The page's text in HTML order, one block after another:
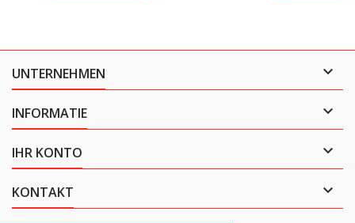
UNTERNEHMEN 
INFORMATIE 
IHR KONTO 
KONTAKT 